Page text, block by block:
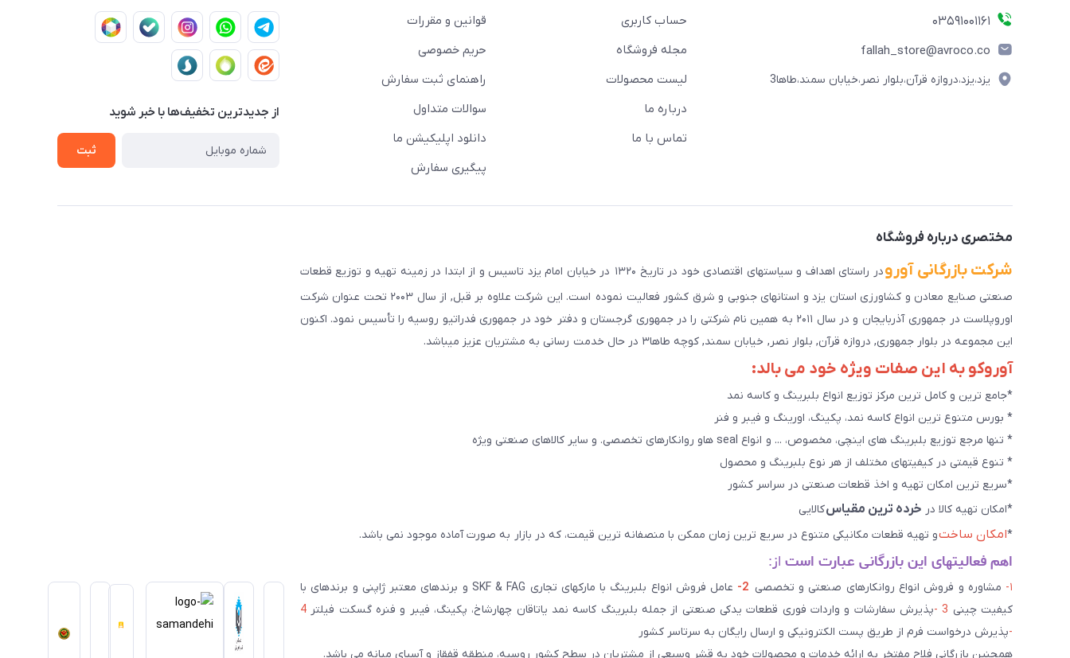
03591001161
fallah_store@avroco.co
یزد،یزد،دروازه قرآن،بلوار نصر،خیابان سمند،طاها3
حساب کاربری
مجله فروشگاه
لیست محصولات
درباره ما
تماس با ما
قوانین و مقررات
حریم خصوصی
راهنمای ثبت سفارش
سوالات متداول
دانلود اپلیکیشن ما
پیگیری سفارش
از جدید‌ترین تخفیف‌ها با‌ خبر شوید
ثبت
مختصری درباره فروشگاه
شرکت بازرگانی آورو
در راستای اهداف و سیاستهای اقتصادی خود در تاریخ ۱۳۲۰ در خیابان امام یزد تاسیس و از ابتدا در زمینه تهیه و توزیع قطعات
صنعتی صنایع معادن و کشاورزی استان یزد و استانهای جنوبی و شرق کشور فعالیت نموده است. این شرکت علاوه بر قبل, از سال ۲۰۰۳ تحت عنوان شرکت
اوروپلاست در جمهوری آذربایجان و در سال ۲۰۱۱ به همین نام شرکتی را در جمهوری گرجستان و دفتر خود در جمهوری فدراتیو روسیه را تأسیس نمود. اکنون
این مجموعه در بلوار جمهوری, دروازه قرآن, بلوار نصر, خیابان سمند, کوچه طاها۳ در حال خدمت رسانی به مشتریان عزیز میباشد.
آوروکو به این صفات ویژه خود می بالد:
*جامع ترین و کامل ترین مرکز توزیع انواع بلبرینگ و کاسه نمد
* بورس متنوع ترین انواع کاسه نمد، پکینگ، اورینگ و فیبر و فنر
* تنها مرجع توزیع بلبرینگ های اینچی، مخصوص، ... و انواع seal هاو روانکارهای تخصصی. و سایر کالاهای صنعتی ويژه
* تنوع قیمتی در کیفیتهای مختلف از هر نوع بلبرینگ و محصول
*سریع ترین امکان تهیه و اخذ قطعات صنعتی در سراسر کشور
*امکان تهیه کالا در خرده ترین مقیاسکالایی
*امکان ساختو تهیه قطعات مکانیکی متنوع در سریع ترین زمان ممکن با منصفانه ترین قیمت، که در بازار به صورت آماده موجود نمی باشد.
اهم فعالیتهای این بازرگانی عبارت است از:
۱- مشاوره و فروش انواع روانکارهای صنعتی و تخصصی 2-
عامل فروش انواع بلبرینگ با مارکهای تجاری SKF & FAG و برندهای معتبر ژاپنی و برندهای با
کیفیت چینی 3 - پذیرش سفارشات و واردات فوری قطعات یدکی صنعتی از جمله بلبرینگ کاسه نمد یاتاقان چهارشاخ، پکینگ، فیبر و فنره گسکت فیلتر 4
-پذیرش درخواست فرم از طریق پست الکترونیکی و ارسال رایگان به سرتاسر کشور
همچنین بازرگانی فلاح مفتخر به ارائه خدمات و محصولات خود به قشر وسیعی از مشتریان در سطح کشور روسیه، منطقه قفقاز و آسیای میانه می باشد.